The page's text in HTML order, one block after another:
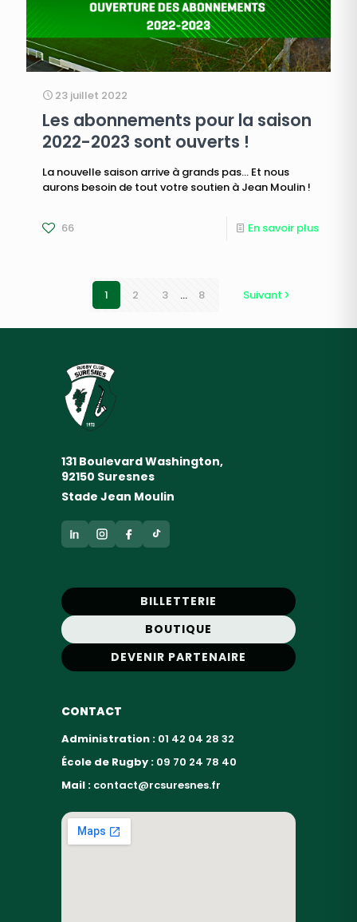
23 juillet 2022
Les abonnements pour la saison
2022-2023 sont ouverts !
La nouvelle saison arrive à grands pas... Et nous
aurons besoin de tout votre soutien à Jean Moulin !
66 En savoir plus
1 2 3 ... 8 Suivant
131 Boulevard Washington,
92150 Suresnes
Stade Jean Moulin
BILLETTERIE
BOUTIQUE
DEVENIR PARTENAIRE
CONTACT
Administration : 01 42 04 28 32
École de Rugby : 09 70 24 78 40
Mail : contact@rcsuresnes.fr